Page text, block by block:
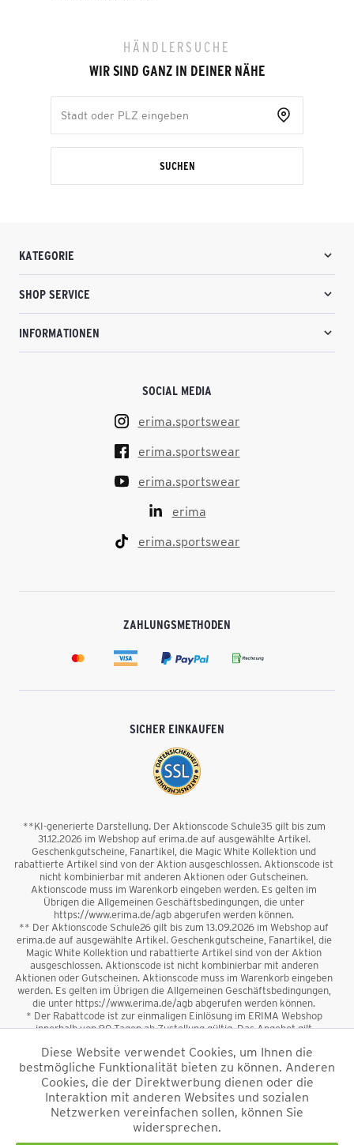
HÄNDLERSUCHE
WIR SIND GANZ IN DEINER NÄHE
SUCHEN
KATEGORIE
SHOP SERVICE
INFORMATIONEN
SOCIAL MEDIA
erima.sportswear
erima.sportswear
erima.sportswear
erima
erima.sportswear
ZAHLUNGSMETHODEN
SICHER EINKAUFEN
**KI-generierte Darstellung. Der Aktionscode Schule35 gilt bis zum
31.12.2026 im Webshop auf erima.de auf ausgewählte Artikel.
Geschenkgutscheine, Fanartikel, die Magic White Kollektion und
rabattierte Artikel sind von der Aktion ausgeschlossen. Aktionscode ist
nicht kombinierbar mit anderen Aktionen oder Gutscheinen.
Aktionscode muss im Warenkorb eingeben werden. Es gelten im
Übrigen die Allgemeinen Geschäftsbedingungen, die unter
https://www.erima.de/agb abgerufen werden können.
** Der Aktionscode Schule26 gilt bis zum 13.09.2026 im Webshop auf
erima.de auf ausgewählte Artikel. Geschenkgutscheine, Fanartikel, die
Magic White Kollektion und rabattierte Artikel sind von der Aktion
ausgeschlossen. Aktionscode ist nicht kombinierbar mit anderen
Aktionen oder Gutscheinen. Aktionscode muss im Warenkorb eingeben
werden. Es gelten im Übrigen die Allgemeinen Geschäftsbedingungen,
die unter https://www.erima.de/agb abgerufen werden können.
* Der Rabattcode ist zur einmaligen Einlösung im ERIMA Webshop
innerhalb von 90 Tagen ab Zustellung gültig. Das Angebot gilt
sowie Geschenkgutscheine sind vom Rabatt ausgeschlossen. Der
Rabattcode ist nicht mit anderen Aktionen oder Gutscheinen
kombinierbar. Der Mindestbestellwert beträgt 50 €
*Alle Preise verstehen sich inkl. Mehrwertsteuer und zzgl.
und ggf. Nachnahmegebühren, wenn nicht anders
beschrieben.
Diese Website verwendet Cookies, um Ihnen die
bestmögliche Funktionalität bieten zu können. Anderen
Cookies, die der Direktwerbung dienen oder die
Interaktion mit anderen Websites und sozialen
Netzwerken vereinfachen sollen, können Sie
widersprechen.